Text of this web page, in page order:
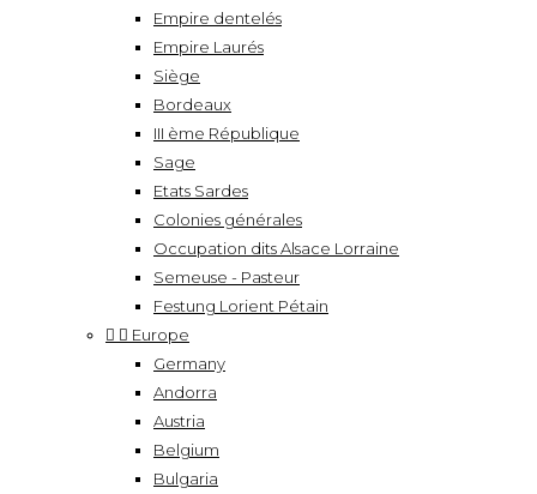
Empire dentelés
Empire Laurés
Siège
Bordeaux
III ème République
Sage
Etats Sardes
Colonies générales
Occupation dits Alsace Lorraine
Semeuse - Pasteur
Festung Lorient Pétain
  Europe
Germany
Andorra
Austria
Belgium
Bulgaria